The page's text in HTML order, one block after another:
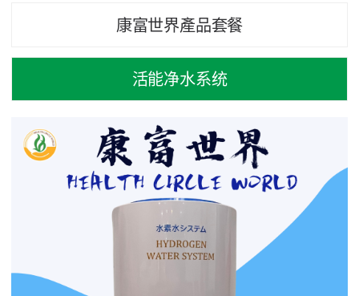
康富世界產品套餐
活能净水系统